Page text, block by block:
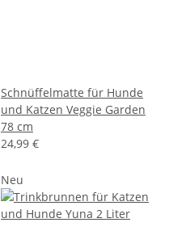
Schnüffelmatte für Hunde
und Katzen Veggie Garden
78 cm
24,99 €
Neu